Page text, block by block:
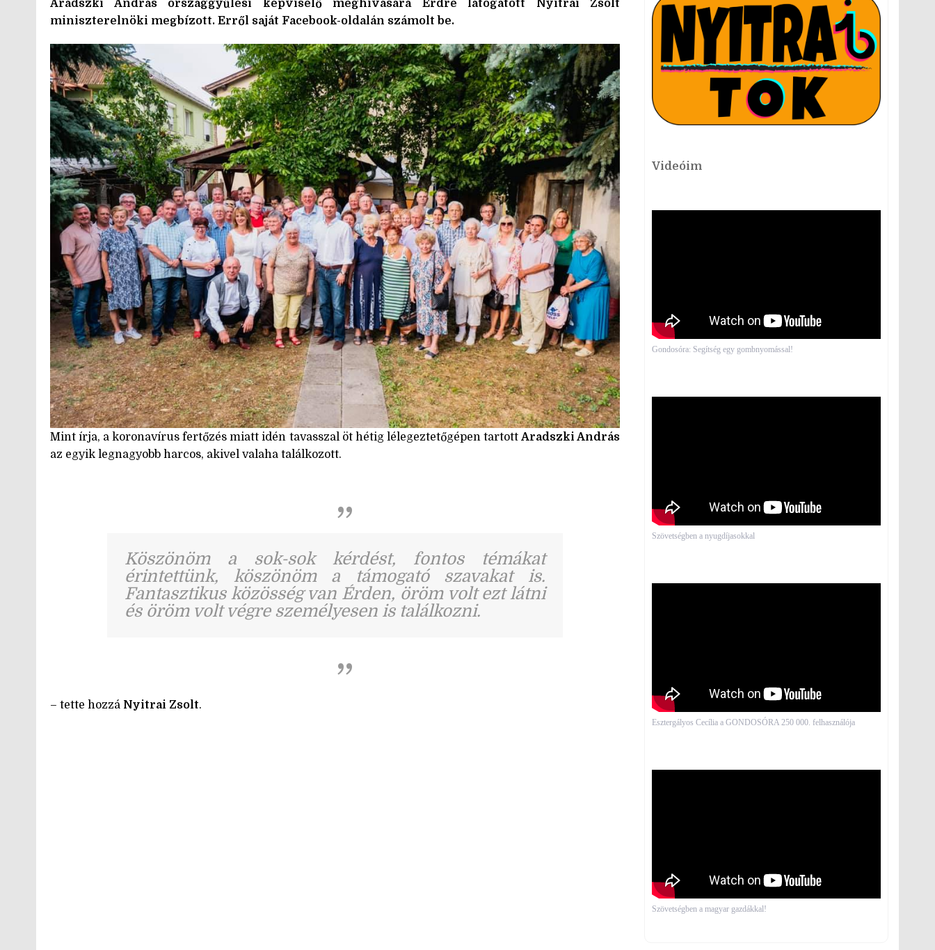
Aradszki András országgyűlési képviselő meghívására Érdre látogatott Nyitrai Zsolt
miniszterelnöki megbízott. Erről saját Facebook-oldalán számolt be.
Mint írja, a koronavírus fertőzés miatt idén tavasszal öt hétig lélegeztetőgépen tartott Aradszki András
az egyik legnagyobb harcos, akivel valaha találkozott.
Köszönöm a sok-sok kérdést, fontos témákat
érintettünk, köszönöm a támogató szavakat is.
Fantasztikus közösség van Érden, öröm volt ezt látni
és öröm volt végre személyesen is találkozni.
– tette hozzá Nyitrai Zsolt.
Videóim
Gondosóra: Segítség egy gombnyomással!
Szövetségben a nyugdíjasokkal
Esztergályos Cecília a GONDOSÓRA 250 000. felhasználója
Szövetségben a magyar gazdákkal!